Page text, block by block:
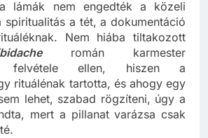
helyeken, már semmin sem
lámák nem engedték a közeli
spiritualitás a tét, a dokumentáció
Nem hiába tiltakozott
román karmester
felvétele ellen, hiszen a
rituálénak tartotta, és ahogy egy
lehet, szabad rögzíteni, úgy a
mert a pillanat varázsa csak